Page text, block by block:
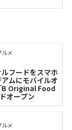
ルメ
フードをスマホ
ムにモバイルオ
B Original Food
オープン
ルメ